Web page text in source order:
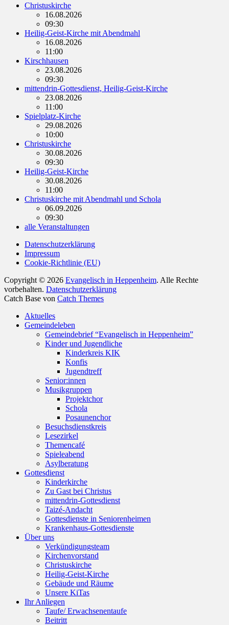
Christuskirche
16.08.2026
09:30
Heilig-Geist-Kirche mit Abendmahl
16.08.2026
11:00
Kirschhausen
23.08.2026
09:30
mittendrin-Gottesdienst, Heilig-Geist-Kirche
23.08.2026
11:00
Spielplatz-Kirche
29.08.2026
10:00
Christuskirche
30.08.2026
09:30
Heilig-Geist-Kirche
30.08.2026
11:00
Christuskirche mit Abendmahl und Schola
06.09.2026
09:30
alle Veranstaltungen
Datenschutzerklärung
Impressum
Cookie-Richtlinie (EU)
Copyright © 2026 Evangelisch in Heppenheim. Alle Rechte
vorbehalten. Datenschutzerklärung
Catch Base von Catch Themes
oben
scrollen
Aktuelles
Gemeindeleben
Gemeindebrief “Evangelisch in Heppenheim”
Kinder und Jugendliche
Kinderkreis KIK
Konfis
Jugendtreff
Senior:innen
Musikgruppen
Projektchor
Schola
Posaunenchor
Besuchsdienstkreis
Lesezirkel
Themencafé
Spieleabend
Asylberatung
Gottesdienst
Kinderkirche
Zu Gast bei Christus
mittendrin-Gottesdienst
Taizé-Andacht
Gottesdienste in Seniorenheimen
Krankenhaus-Gottesdienste
Über uns
Verkündigungsteam
Kirchenvorstand
Christuskirche
Heilig-Geist-Kirche
Gebäude und Räume
Unsere KiTas
Ihr Anliegen
Taufe/ Erwachsenentaufe
Beitritt